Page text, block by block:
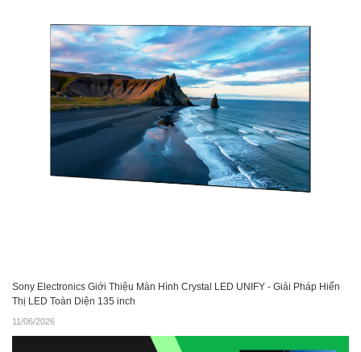
Sony Electronics Giới Thiệu Màn Hình Crystal LED UNIFY - Giải Pháp Hiển
Thị LED Toàn Diện 135 inch
11/06/2026